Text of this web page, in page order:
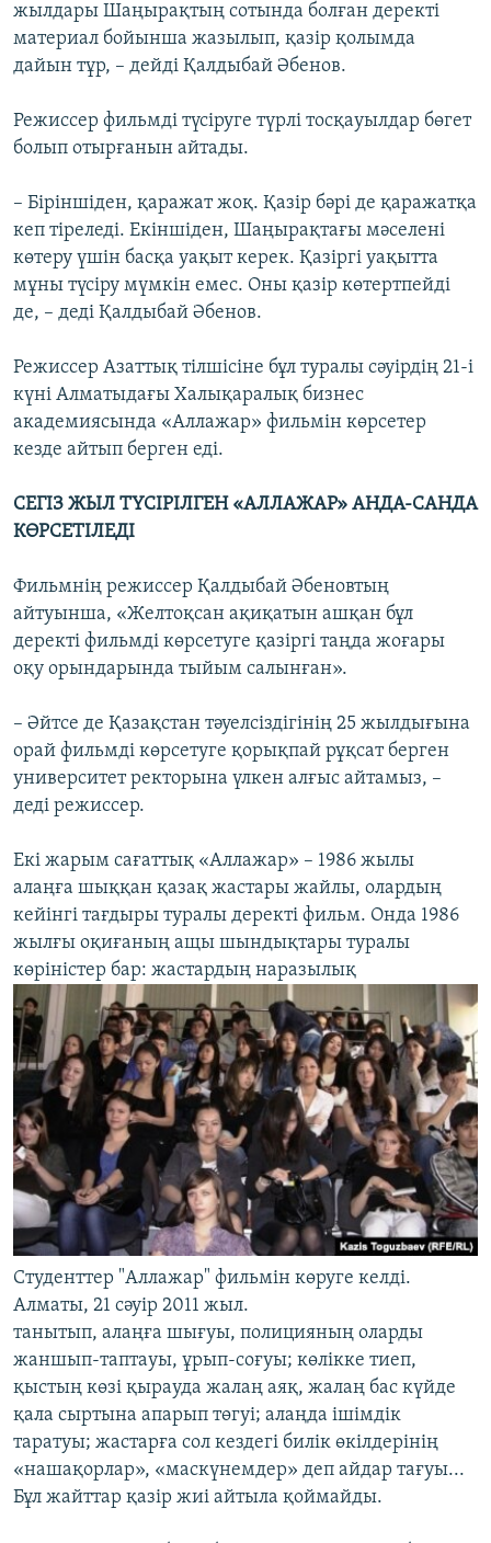
жылдары Шаңырақтың сотында болған деректі
материал бойынша жазылып, қазір қолымда
дайын тұр, – дейді Қалдыбай Әбенов.
Режиссер фильмді түсіруге түрлі тосқауылдар бөгет
болып отырғанын айтады.
– Біріншіден, қаражат жоқ. Қазір бәрі де қаражатқа
кеп тіреледі. Екіншіден, Шаңырақтағы мәселені
көтеру үшін басқа уақыт керек. Қазіргі уақытта
мұны түсіру мүмкін емес. Оны қазір көтертпейді
де, – деді Қалдыбай Әбенов.
Режиссер Азаттық тілшісіне бұл туралы сәуірдің 21-і
күні Алматыдағы Халықаралық бизнес
академиясында «Аллажар» фильмін көрсетер
кезде айтып берген еді.
СЕГІЗ ЖЫЛ ТҮСІРІЛГЕН «АЛЛАЖАР» АНДА-САНДА
КӨРСЕТІЛЕДІ
Фильмнің режиссер Қалдыбай Әбеновтың
айтуынша, «Желтоқсан ақиқатын ашқан бұл
деректі фильмді көрсетуге қазіргі таңда жоғары
оқу орындарында тыйым салынған».
– Әйтсе де Қазақстан тәуелсіздігінің 25 жылдығына
орай фильмді көрсетуге қорықпай рұқсат берген
университет ректорына үлкен алғыс айтамыз, –
деді режиссер.
Екі жарым сағаттық «Аллажар» – 1986 жылы
алаңға шыққан қазақ жастары жайлы, олардың
кейінгі тағдыры туралы деректі фильм. Онда 1986
жылғы оқиғаның ащы шындықтары туралы
көріністер бар: жастардың наразылық
Студенттер "Аллажар" фильмін көруге келді.
Алматы, 21 сәуір 2011 жыл.
танытып, алаңға шығуы, полицияның оларды
жаншып-таптауы, ұрып-соғуы; көлікке тиеп,
қыстың көзі қырауда жалаң аяқ, жалаң бас күйде
қала сыртына апарып төгуі; алаңда ішімдік
таратуы; жастарға сол кездегі билік өкілдерінің
«нашақорлар», «маскүнемдер» деп айдар тағуы...
Бұл жайттар қазір жиі айтыла қоймайды.